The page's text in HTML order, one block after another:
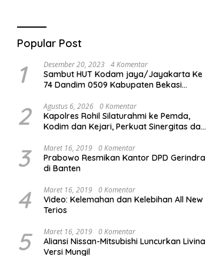
Popular Post
1 Desember 20, 2023 4 Komentar
Sambut HUT Kodam jaya/Jayakarta Ke
74 Dandim 0509 Kabupaten Bekasi
Yatim-Piatu
2 Agustus 6, 2026 0 Komentar
Kapolres Rohil Silaturahmi ke Pemda,
Kodim dan Kejari, Perkuat Sinergitas dan
3 Maret 16, 2019 0 Komentar
Prabowo Resmikan Kantor DPD Gerindra
di Banten
4 Maret 16, 2019 0 Komentar
Video: Kelemahan dan Kelebihan All New
Terios
5 Maret 16, 2019 0 Komentar
Aliansi Nissan-Mitsubishi Luncurkan Livina
Versi Mungil